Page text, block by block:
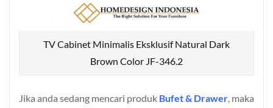
TV Cabinet Minimalis Eksklusif Natural Dark
Brown Color JF-346.2
Jika anda sedang mencari produk Bufet & Drawer, maka